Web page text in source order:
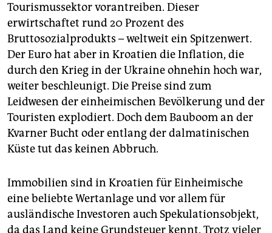
Tourismussektor vorantreiben. Dieser
erwirtschaftet rund 20 Prozent des
Bruttosozialprodukts – weltweit ein Spitzenwert.
Der Euro hat aber in Kroatien die Inflation, die
durch den Krieg in der Ukraine ohnehin hoch war,
weiter beschleunigt. Die Preise sind zum
Leidwesen der einheimischen Bevölkerung und der
Touristen explodiert. Doch dem Bauboom an der
Kvarner Bucht oder entlang der dalmatinischen
Küste tut das keinen Abbruch.
Immobilien sind in Kroatien für Einheimische
eine beliebte Wertanlage und vor allem für
ausländische Investoren auch Spekulationsobjekt,
da das Land keine Grundsteuer kennt. Trotz vieler